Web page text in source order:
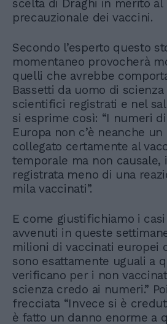
scelta di Draghi in merito al
precauzionale dei vaccini.
Secondo l’esperto questo
momentaneo provocherà
quelli che avrebbe
Bassetti da uomo di
scientifici registrati e nel
si esprime così: “I numeri
Europa non c’è neanche un
collegato certamente al
temporale ma non causale,
registrata meno di una
mila vaccinati”.
E come giustifichiamo i
avvenuti in queste
milioni di vaccinati europei
sono esattamente uguali a
verificano per i non
scienza credo ai numeri.”
frecciata “Invece si è
è fatto un danno enorme a